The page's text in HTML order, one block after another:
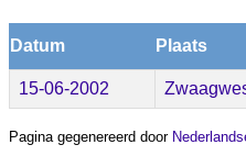
Datum Plaats
15-06-2002
Pagina gegenereerd door